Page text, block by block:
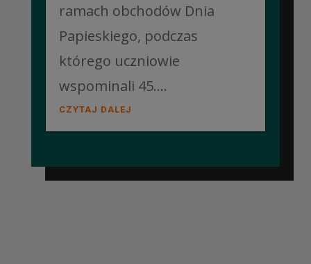
ramach obchodów Dnia
Papieskiego, podczas
którego uczniowie
wspominali 45....
CZYTAJ DALEJ